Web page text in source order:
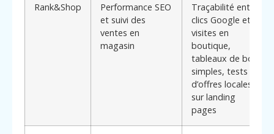
Rank&Shop
Performance SEO
et suivi des
ventes en
magasin
Traçabilité entre
clics Google et
visites en
boutique,
tableaux de bord
simples, tests
d’offres locales
sur landing
pages